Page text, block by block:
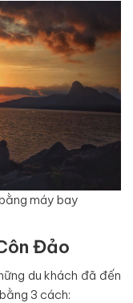
máy bay
Đảo
du khách đã đến
3 cách: